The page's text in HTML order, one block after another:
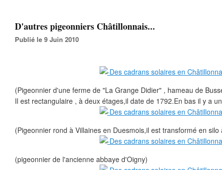
D'autres pigeonniers Châtillonnais...
Publié le 9 Juin 2010
(Pigeonnier d'une ferme de "La Grange Didier" , hameau de
Il est rectangulaire , à deux étages,il date de 1792.En bas il y a
(Pigeonnier rond à Villaines en Duesmois,il est transformé en silo
(pigeonnier de l'ancienne abbaye d'Oigny)